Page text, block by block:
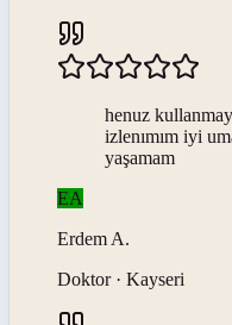
henuz
izlenımım iyi
yaşamam
EA
Erdem A.
Doktor · Kayseri